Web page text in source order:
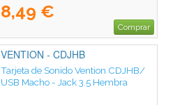
8,49 €
Comprar
VENTION - CDJHB
Tarjeta de Sonido Vention CDJHB/
USB Macho - Jack 3.5 Hembra